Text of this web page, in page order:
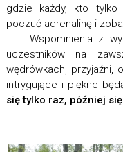
gdzie każdy, kto tylko
poczuć adrenalinę i
Wspomnienia z
uczestników na
wędrówkach, przyjaźni,
intrygujące i piękne
się tylko raz, później